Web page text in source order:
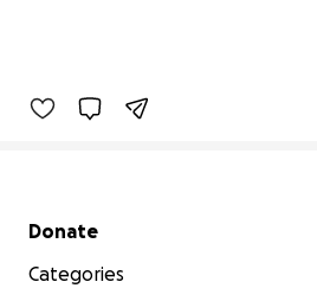
Secondary menu
Donate
Categories